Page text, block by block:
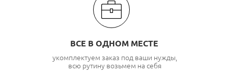
ВСЕ В ОДНОМ МЕСТЕ
укомплектуем заказ под ваши нужды,
всю рутину возьмем на себя